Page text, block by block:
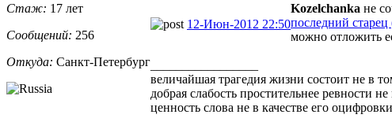
Стаж: 17 лет
Сообщений: 256
Откуда: Санкт-Петерб​ург
12-Июн-2012 22:50
Kozelchanka не
последний
можно отложить
величайшая трагедия жизни состоит не в
добрая слабость простительнее ревности
ценность слова не в качестве его оцифровки